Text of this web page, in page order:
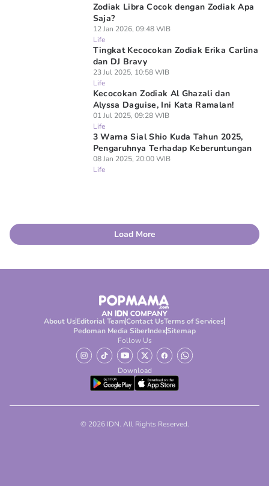
Zodiak Libra Cocok dengan Zodiak Apa
Saja?
12 Jan 2026, 09:48 WIB
Life
Tingkat Kecocokan Zodiak Erika Carlina
dan DJ Bravy
23 Jul 2025, 10:58 WIB
Life
Kecocokan Zodiak Al Ghazali dan
Alyssa Daguise, Ini Kata Ramalan!
01 Jul 2025, 09:28 WIB
Life
3 Warna Sial Shio Kuda Tahun 2025,
Pengaruhnya Terhadap Keberuntungan
08 Jan 2025, 20:00 WIB
Life
Load More
About UsEditorial TeamContact UsTerms of Services
Pedoman Media SiberIndexSitemap
Follow Us
Download
© 2026 IDN. All Rights Reserved.